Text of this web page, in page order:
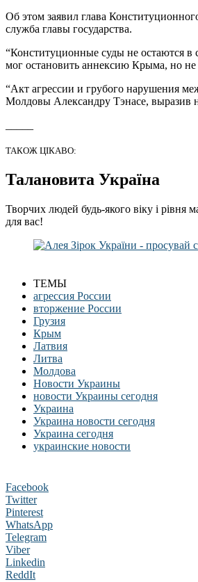
Об этом заявил глава
служба главы государства.
“Конституционные суды не остаются
мог остановить аннексию Крыма, но
“Акт агрессии и грубого нарушения
Молдовы Александру Тэнасе, выразив
ТАКОЖ ЦІКАВО:
Талановита Україна
Творчих людей будь-якого віку і рівня
для вас!
ТЕМЫ
агрессия России
вторжение России
Грузия
Крым
Латвия
Литва
Молдова
Новости Украины
новости Украины сегодня
Украина
Украина новости сегодня
Украина сегодня
украинские новости
Facebook
Twitter
Pinterest
WhatsApp
Telegram
Viber
Linkedin
ReddIt